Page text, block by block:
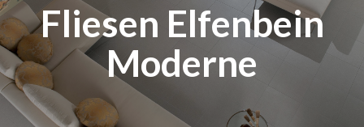
Fliesen Elfenbein
Moderne